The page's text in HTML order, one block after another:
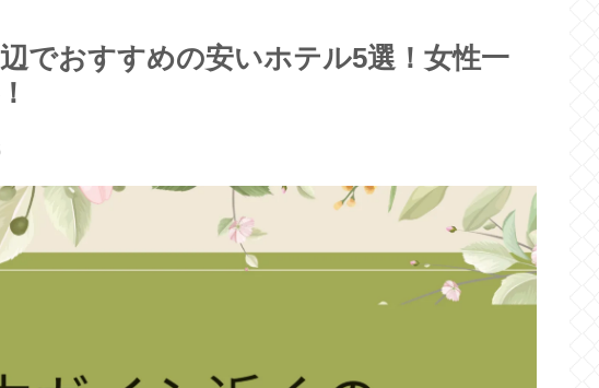
でおすすめの安いホテル5選！女性一